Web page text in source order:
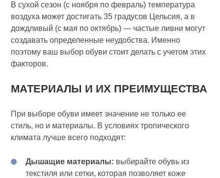
В сухой сезон (с ноября по февраль) температура
воздуха может достигать 35 градусов Цельсия, а в
дождливый (с мая по октябрь) — частые ливни могут
создавать определенные неудобства. Именно
поэтому ваш выбор обуви стоит делать с учетом этих
факторов.
МАТЕРИАЛЫ И ИХ ПРЕИМУЩЕСТВА
При выборе обуви имеет значение не только ее
стиль, но и материалы. В условиях тропического
климата лучше всего подходят:
Дышащие материалы: выбирайте обувь из
текстиля или сетки, которая позволяет коже